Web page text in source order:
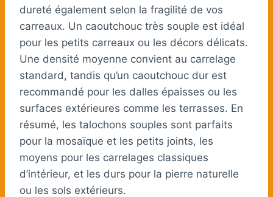
dureté également selon la fragilité de vos
carreaux. Un caoutchouc très souple est idéal
pour les petits carreaux ou les décors délicats.
Une densité moyenne convient au carrelage
standard, tandis qu’un caoutchouc dur est
recommandé pour les dalles épaisses ou les
surfaces extérieures comme les terrasses. En
résumé, les talochons souples sont parfaits
pour la mosaïque et les petits joints, les
moyens pour les carrelages classiques
d’intérieur, et les durs pour la pierre naturelle
ou les sols extérieurs.